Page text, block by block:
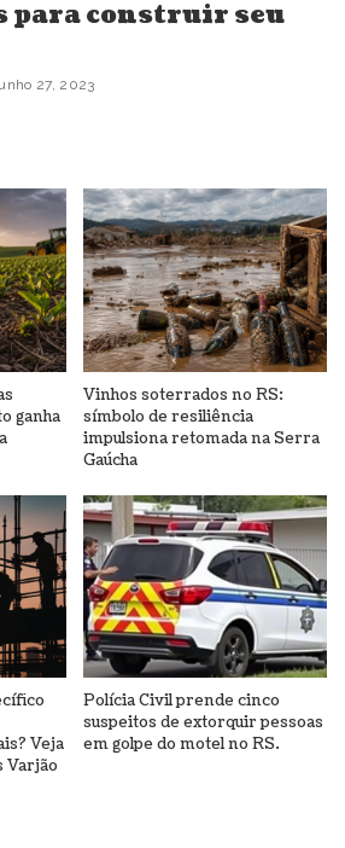
para construir seu
27, 2023
ganha
Vinhos soterrados no RS:
símbolo de resiliência
impulsiona retomada na Serra
Gaúcha
Veja
Varjão
Polícia Civil prende cinco
suspeitos de extorquir pessoas
em golpe do motel no RS.